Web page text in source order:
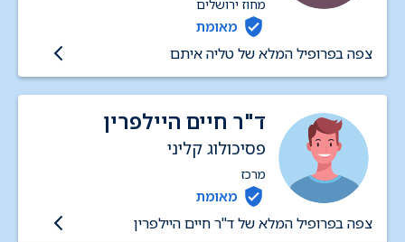
מחוז ירושלים
מאומת
צפה בפרופיל המלא של טליה איתם
ד"ר חיים היילפרין
פסיכולוג קליני
מרכז
מאומת
צפה בפרופיל המלא של ד"ר חיים היילפרין